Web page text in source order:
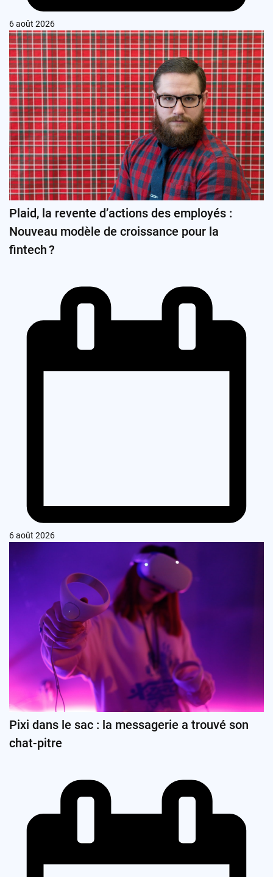
6 août 2026
Plaid, la revente d’actions des employés :
Nouveau modèle de croissance pour la
fintech ?
6 août 2026
Pixi dans le sac : la messagerie a trouvé son
chat-pitre